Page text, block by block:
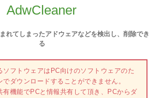
AdwCleaner
れてしまったアドウェアなどを検出し、削除でき
る
ソフトウェアはPC向けのソフトウェアのた
ダウンロードすることができません。
有機能でPCと情報共有して頂き、PCからダ